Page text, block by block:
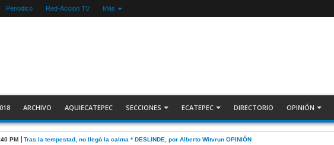
Periodico Red-Accion TV Más
ARCHIVO AQUIECATEPEC SECCIONES ECATEPEC DIRECTORIO OPINIÓN
PM Tras la tempestad, no llegó la calma * DESLINDE, por Alberto Witvrun OPINIÓN